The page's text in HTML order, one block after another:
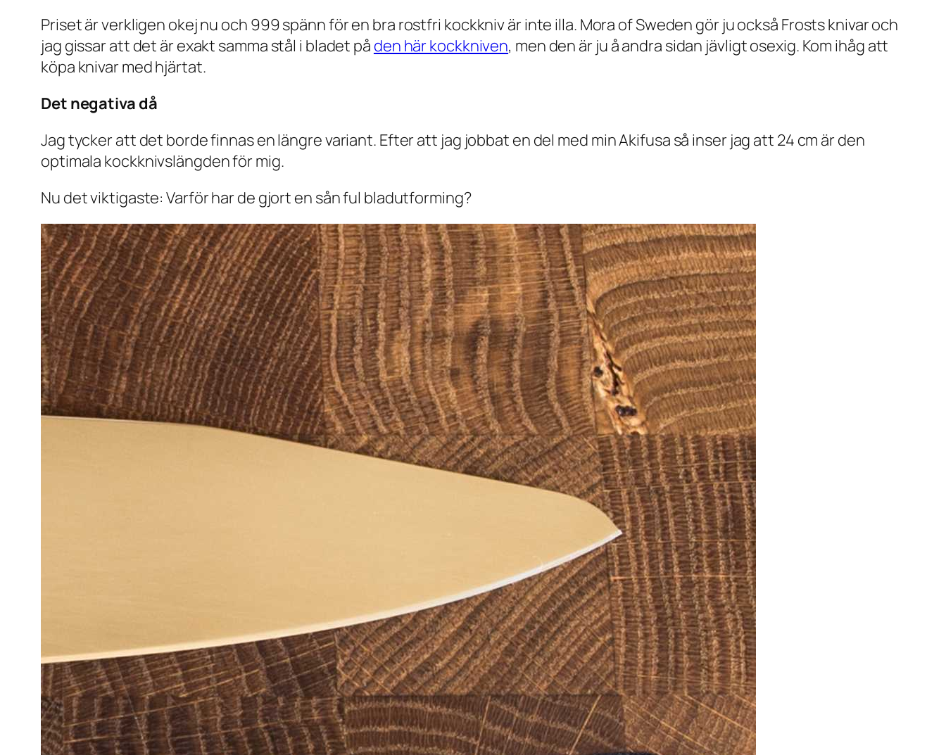
Priset är verkligen okej nu och 999 spänn för en bra rostfri kockkniv är inte illa. Mora of Sweden gör ju också Frosts knivar och
jag gissar att det är exakt samma stål i bladet på den här kockkniven, men den är ju å andra sidan jävligt osexig. Kom ihåg att
köpa knivar med hjärtat.
Det negativa då
Jag tycker att det borde finnas en längre variant. Efter att jag jobbat en del med min Akifusa så inser jag att 24 cm är den
optimala kockknivslängden för mig.
Nu det viktigaste: Varför har de gjort en sån ful bladutforming?